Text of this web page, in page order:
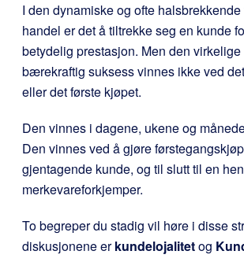
I den dynamiske og ofte
handel er det å tiltrekke seg en kunde
betydelig prestasjon. Men den
bærekraftig suksess vinnes ikke ved
eller det første kjøpet.
Den vinnes i dagene, ukene og
Den vinnes ved å gjøre
gjentagende kunde, og til slutt til en
merkevareforkjemper.
To begreper du stadig vil høre i disse
diskusjonene erkundelojalitetog